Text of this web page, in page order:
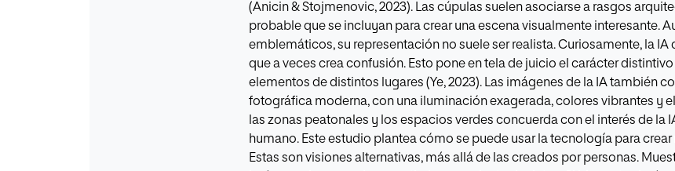
(Anicin & Stojmenovic, 2023). Las cúpulas suelen asociarse a rasgos
probable que se incluyan para crear una escena visualmente interesante.
emblemáticos, su representación no suele ser realista. Curiosamente, la
que a veces crea confusión. Esto pone en tela de juicio el carácter
elementos de distintos lugares (Ye, 2023). Las imágenes de la IA también
fotográfica moderna, con una iluminación exagerada, colores vibrantes y
las zonas peatonales y los espacios verdes concuerda con el interés de la
humano. Este estudio plantea cómo se puede usar la tecnología para
Estas son visiones alternativas, más allá de las creados por personas.